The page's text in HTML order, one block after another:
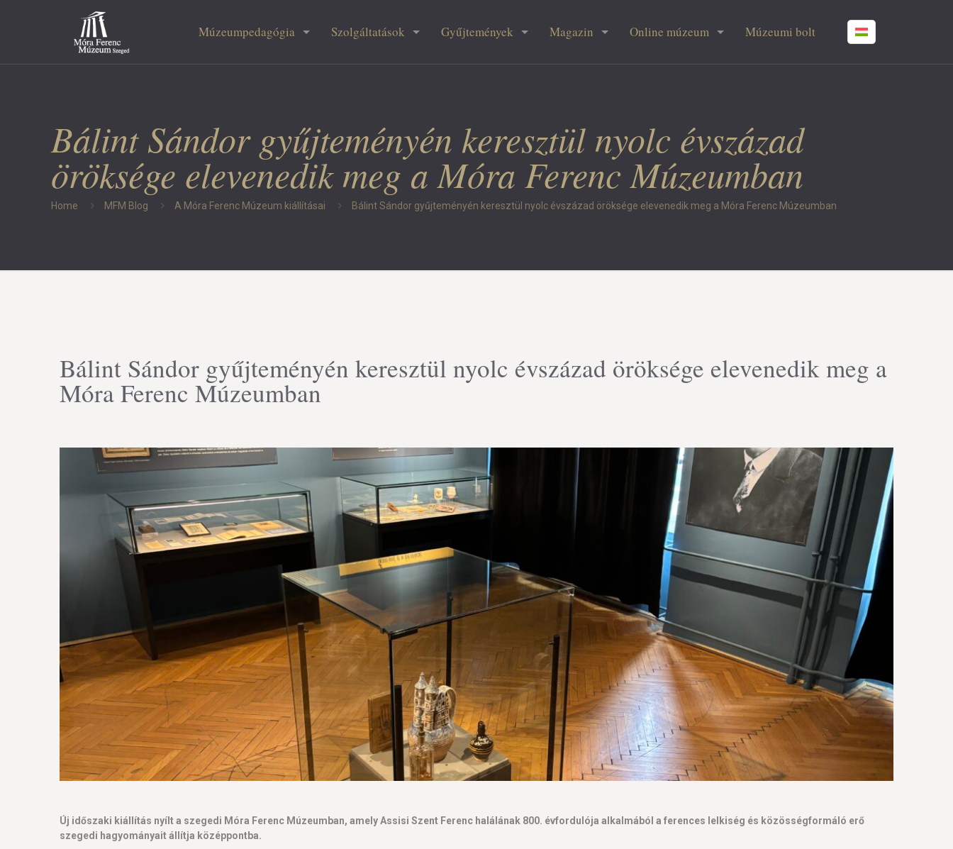
Múzeumpedagógia Szolgáltatások Gyűjtemények Magazin Online múzeum Múzeumi bolt
Bálint Sándor gyűjteményén keresztül nyolc évszázad
öröksége elevenedik meg a Móra Ferenc Múzeumban
Home MFM Blog A Móra Ferenc Múzeum kiállításai Bálint Sándor gyűjteményén keresztül nyolc évszázad öröksége elevenedik meg a Móra Ferenc Múzeumban
Bálint Sándor gyűjteményén keresztül nyolc évszázad öröksége elevenedik meg a
Móra Ferenc Múzeumban
Új időszaki kiállítás nyílt a szegedi Móra Ferenc Múzeumban, amely Assisi Szent Ferenc halálának 800. évfordulója alkalmából a ferences lelkiség és közösségformáló erő
szegedi hagyományait állítja középpontba.